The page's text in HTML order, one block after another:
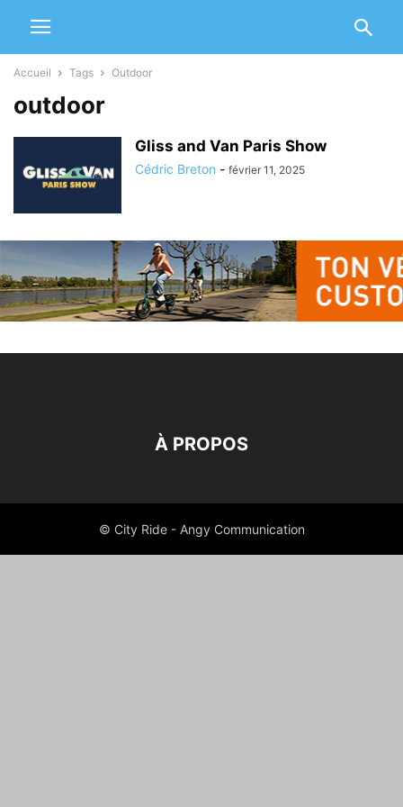
Accueil Tags Outdoor
outdoor
Gliss and Van Paris Show
Cédric Breton - février 11, 2025
À PROPOS
© City Ride - Angy Communication